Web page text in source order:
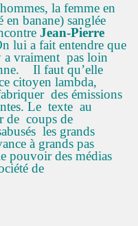
la femme en
banane) sanglée
Jean-Pierre
lui a fait entendre que
a vraiment pas loin
Il faut qu’elle
citoyen lambda,
des émissions
Le texte au
de coups de
les grands
à grands pas
pouvoir des médias
de